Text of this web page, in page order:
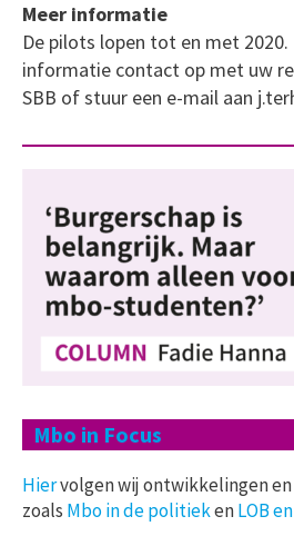
Meer informatie
De pilots lopen tot en met
informatie contact op met uw
SBB of stuur een e-mail aan
Mbo in Focus
Hiervolgen wij ontwikkelingen
zoals Mbo in de politiekenLOB